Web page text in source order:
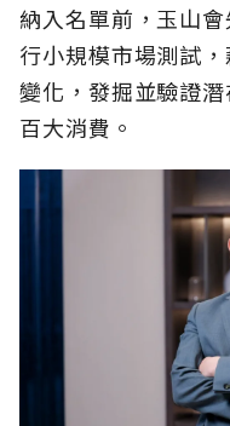
納入名單前，玉山
行小規模市場測試
變化，發掘並驗證
百大消費。